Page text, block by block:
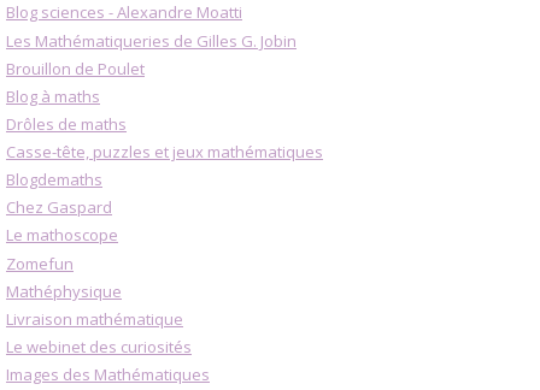
Blog sciences - Alexandre Moatti
Les Mathématiqueries de Gilles G. Jobin
Brouillon de Poulet
Blog à maths
Drôles de maths
Casse-tête, puzzles et jeux mathématiques
Blogdemaths
Chez Gaspard
Le mathoscope
Zomefun
Mathéphysique
Livraison mathématique
Le webinet des curiosités
Images des Mathématiques